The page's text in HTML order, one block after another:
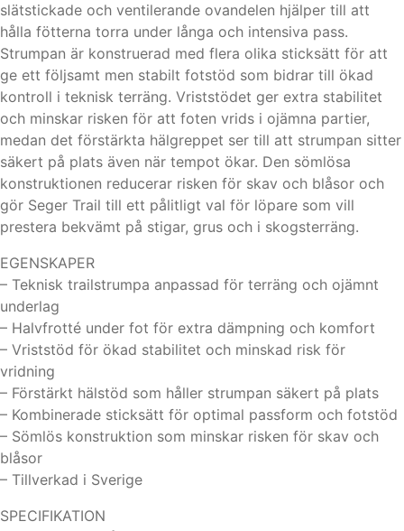
slätstickade och ventilerande ovandelen hjälper till att
hålla fötterna torra under långa och intensiva pass.
Strumpan är konstruerad med flera olika sticksätt för att
ge ett följsamt men stabilt fotstöd som bidrar till ökad
kontroll i teknisk terräng. Vriststödet ger extra stabilitet
och minskar risken för att foten vrids i ojämna partier,
medan det förstärkta hälgreppet ser till att strumpan sitter
säkert på plats även när tempot ökar. Den sömlösa
konstruktionen reducerar risken för skav och blåsor och
gör Seger Trail till ett pålitligt val för löpare som vill
prestera bekvämt på stigar, grus och i skogsterräng.
EGENSKAPER
– Teknisk trailstrumpa anpassad för terräng och ojämnt
underlag
– Halvfrotté under fot för extra dämpning och komfort
– Vriststöd för ökad stabilitet och minskad risk för
vridning
– Förstärkt hälstöd som håller strumpan säkert på plats
– Kombinerade sticksätt för optimal passform och fotstöd
– Sömlös konstruktion som minskar risken för skav och
blåsor
– Tillverkad i Sverige
SPECIFIKATION